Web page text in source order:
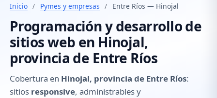
Inicio / Pymes y empresas / Entre Ríos — Hinojal
Programación y desarrollo de
sitios web en Hinojal,
provincia de Entre Ríos
Cobertura en Hinojal, provincia de Entre Ríos:
sitios responsive, administrables y